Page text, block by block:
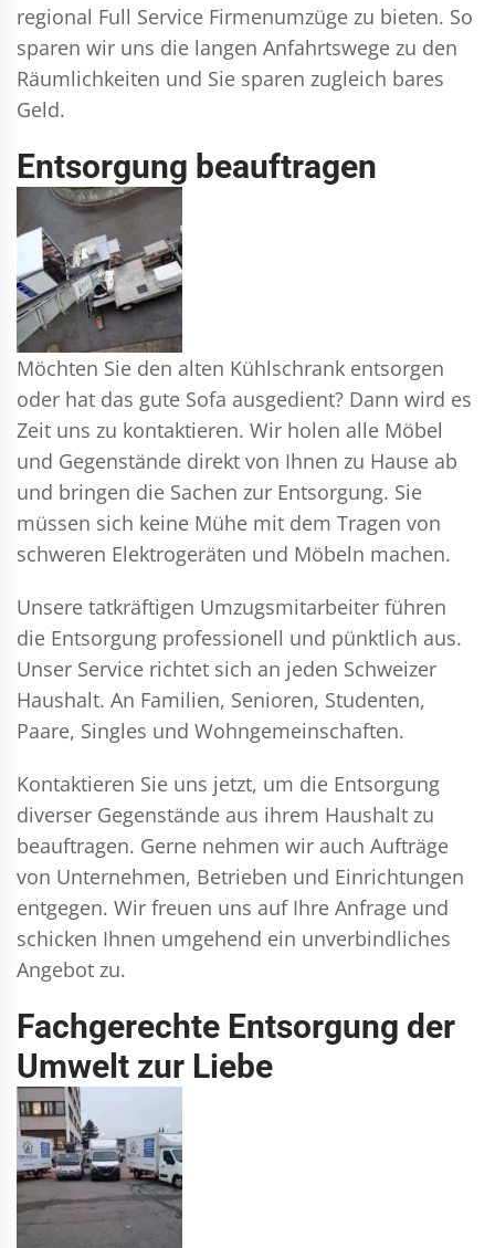
regional Full Service Firmenumzüge zu bieten. So
sparen wir uns die langen Anfahrtswege zu den
Räumlichkeiten und Sie sparen zugleich bares
Geld.
Entsorgung beauftragen
Möchten Sie den alten Kühlschrank entsorgen
oder hat das gute Sofa ausgedient? Dann wird es
Zeit uns zu kontaktieren. Wir holen alle Möbel
und Gegenstände direkt von Ihnen zu Hause ab
und bringen die Sachen zur Entsorgung. Sie
müssen sich keine Mühe mit dem Tragen von
schweren Elektrogeräten und Möbeln machen.
Unsere tatkräftigen Umzugsmitarbeiter führen
die Entsorgung professionell und pünktlich aus.
Unser Service richtet sich an jeden Schweizer
Haushalt. An Familien, Senioren, Studenten,
Paare, Singles und Wohngemeinschaften.
Kontaktieren Sie uns jetzt, um die Entsorgung
diverser Gegenstände aus ihrem Haushalt zu
beauftragen. Gerne nehmen wir auch Aufträge
von Unternehmen, Betrieben und Einrichtungen
entgegen. Wir freuen uns auf Ihre Anfrage und
schicken Ihnen umgehend ein unverbindliches
Angebot zu.
Fachgerechte Entsorgung der
Umwelt zur Liebe